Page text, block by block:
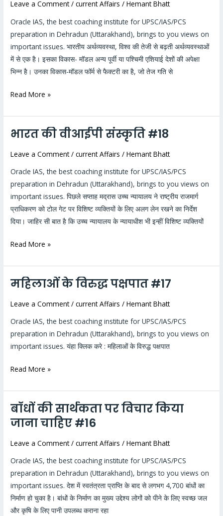
Leave a Comment /current Affairs /Hemant Bhatt
Oracle IAS, the best coaching institute for UPSC/IAS/PCS
preparation in Dehradun (Uttarakhand), brings to you views on
important issues. भारतीय अर्थव्यवस्था, विश्व की तेजी से बढ़ती अर्थव्यवस्थाओं
में से एक है। इसका विकास- मॉडल अन्य पूर्वी या पश्चिमी एशियाई देशों की अपेक्षा
भिन्न है। उनका विकास-मॉडल फॉर्म से फैक्टरी का है, जो तेज गति से
विकास
मॉडल
#19
Read More »
भारत की वीआईपी संस्कृति #18
Leave a Comment /current Affairs /Hemant Bhatt
Oracle IAS, the best coaching institute for UPSC/IAS/PCS
preparation in Dehradun (Uttarakhand), brings to you views on
important issues. पिछले सप्ताह मद्रास उच्च न्यायालय ने राष्ट्रीय राजमार्ग
प्राधिकरण को टोल गेट पर विशिष्ट व्यक्तियों के लिए अलग लेन रखने का निर्देश
दिया। जाहिर सी बात है कि उच्च न्यायालय के न्यायाधीश भी इन्हीं विशिष्ट व्यक्तियों
भारत
वीआईपी
संस्कृति
#18
Read More »
महिलाओं के विरुद्ध पक्षपात #17
Leave a Comment /current Affairs /Hemant Bhatt
Oracle IAS, the best coaching institute for UPSC/IAS/PCS
preparation in Dehradun (Uttarakhand), brings to you views on
important issues. यंहा क्लिक करे : महिलाओं के विरुद्ध पक्षपात
महिलाओं
विरुद्ध
पक्षपात
#17
Read More »
बाँधों की सार्थकता पर विचार किया
जाना चाहिए #16
Leave a Comment /current Affairs /Hemant Bhatt
Oracle IAS, the best coaching institute for UPSC/IAS/PCS
preparation in Dehradun (Uttarakhand), brings to you views on
important issues. देश में स्वतंत्रता प्राप्ति के बाद से लगभग 4,700 बांधों का
निर्माण हो चुका है। बांधों के निर्माण का मुख्य उद्देश्य लोगों को पीने के लिए स्वच्छ जल
और कृषि के लिए पानी उपलब्ध कराना रहा
बाँधों
की
पर
विचार
किया
जाना
चाहिए
#16